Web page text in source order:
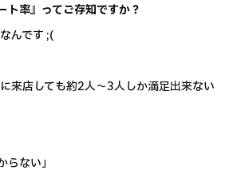
ト率』ってご存知ですか？
んです ;(
来店しても約2人～3人しか満足出来ない
らない」